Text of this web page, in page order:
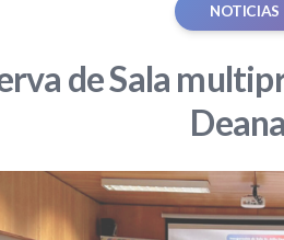
NOTICIAS
de Sala